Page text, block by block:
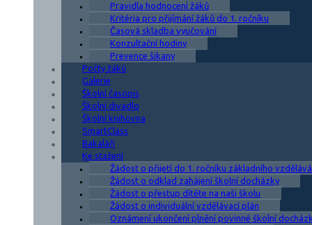
Pravidla hodnocení žáků
Kritéria pro přijímání žáků do 1. ročníku
Časová skladba vyučování
Konzultační hodiny
Prevence šikany
Počty žáků
Galerie
Školní časopis
Školní divadlo
Školní knihovna
SmartClass
Bakaláři
Ke stažení
Žádost o přijetí do 1. ročníku základního
Žádost o odklad zahájení školní docházky
Žádost o přestup dítěte na naši školu
Žádost o individuální vzdělávací plán
Oznámení ukončení plnění povinné školní